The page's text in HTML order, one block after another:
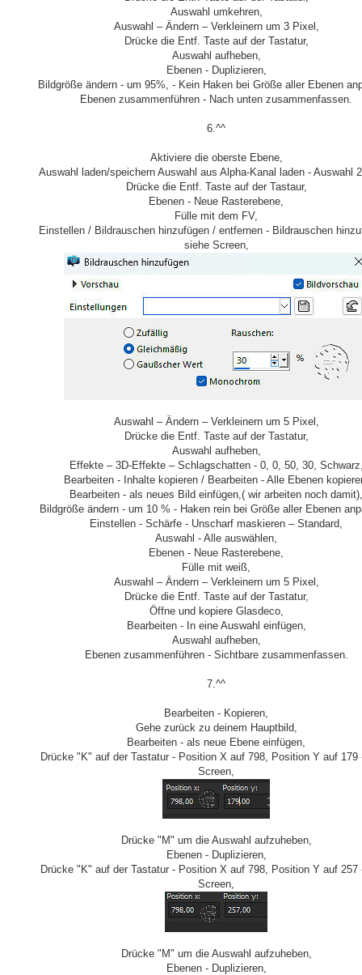
Auswahl umkehren,
Auswahl – Ändern – Verkleinern um 3 Pixel,
Drücke die Entf. Taste auf der Tastatur,
Auswahl aufheben,
Ebenen - Duplizieren,
Bildgröße ändern - um 95%, - Kein Haken bei Größe aller Ebenen
Ebenen zusammenführen - Nach unten zusammenfassen.
6.^^
Aktiviere die oberste Ebene,
Auswahl laden/speichern Auswahl aus Alpha-Kanal laden - Auswahl
Drücke die Entf. Taste auf der Tastaur,
Ebenen - Neue Rasterebene,
Fülle mit dem FV,
Einstellen / Bildrauschen hinzufügen / entfernen - Bildrauschen
siehe Screen,
Auswahl – Ändern – Verkleinern um 5 Pixel,
Drücke die Entf. Taste auf der Tastatur,
Auswahl aufheben,
Effekte – 3D-Effekte – Schlagschatten - 0, 0, 50, 30,
Bearbeiten - Inhalte kopieren / Bearbeiten - Alle Ebenen
Bearbeiten - als neues Bild einfügen,( wir arbeiten noch
Bildgröße ändern - um 10 % - Haken rein bei Größe aller Ebenen
Einstellen - Schärfe - Unscharf maskieren – Standard,
Auswahl - Alle auswählen,
Ebenen - Neue Rasterebene,
Fülle mit weiß,
Auswahl – Ändern – Verkleinern um 5 Pixel,
Drücke die Entf. Taste auf der Tastatur,
Öffne und kopiere Glasdeco,
Bearbeiten - In eine Auswahl einfügen,
Auswahl aufheben,
Ebenen zusammenführen - Sichtbare zusammenfassen.
7.^^
Bearbeiten - Kopieren,
Gehe zurück zu deinem Hauptbild,
Bearbeiten - als neue Ebene einfügen,
Drücke "K" auf der Tastatur - Position X auf 798, Position Y auf 179
Screen,
Drücke "M" um die Auswahl aufzuheben,
Ebenen - Duplizieren,
Drücke "K" auf der Tastatur - Position X auf 798, Position Y auf 257
Screen,
Drücke "M" um die Auswahl aufzuheben,
Ebenen - Duplizieren,